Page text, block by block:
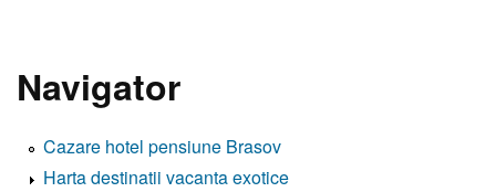
Navigator
Cazare hotel pensiune Brasov
Harta destinatii vacanta exotice